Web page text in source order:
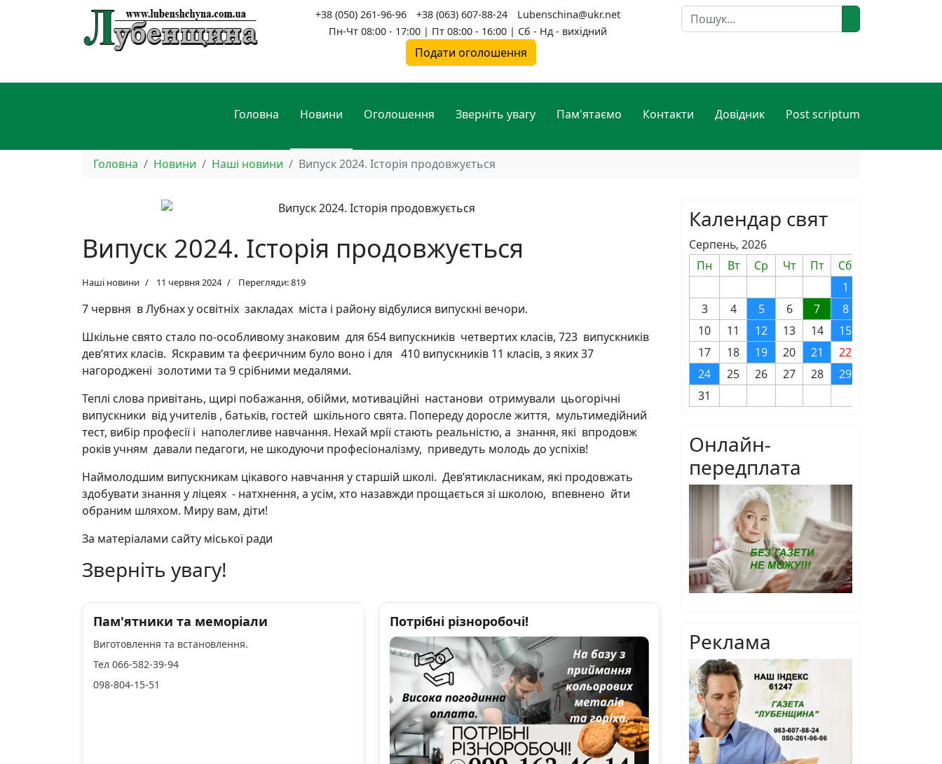
+38 (050) 261-96-96 +38 (063) 607-88-24
Lubenschina@ukr.net
Пн-Чт 08:00 - 17:00 | Пт 08:00 - 16:00 | Сб - Нд - вихідний
Подати оголошення
Пошук
Головна Новини Оголошення Зверніть увагу Пам'ятаємо Контакти Довідник Post scriptum
Головна Новини Наші новини Випуск 2024. Історія продовжується
Випуск 2024. Історія продовжується
Наші новини 11 червня 2024 Перегляди: 819
7 червня в Лубнах у освітніх закладах міста і району відбулися випускні вечори.
Шкільне свято стало по-особливому знаковим для 654 випускників четвертих класів, 723 випускників
дев’ятих класів. Яскравим та феєричним було воно і для 410 випускників 11 класів, з яких 37
нагороджені золотими та 9 срібними медалями.
Теплі слова привітань, щирі побажання, обійми, мотиваційні настанови отримували цьогорічні
випускники від учителів , батьків, гостей шкільного свята. Попереду доросле життя, мультимедійний
тест, вибір професії і наполегливе навчання. Нехай мрії стають реальністю, а знання, які впродовж
років учням давали педагоги, не шкодуючи професіоналізму, приведуть молодь до успіхів!
Наймолодшим випускникам цікавого навчання у старшій школі. Дев’ятикласникам, які продовжать
здобувати знання у ліцеях - натхнення, а усім, хто назавжди прощається зі школою, впевнено йти
обраним шляхом. Миру вам, діти!
За матеріалами сайту міської ради
Зверніть увагу!
Пам'ятники та меморіали
Виготовлення та встановлення.
Тел 066-582-39-94
098-804-15-51
Потрібні різноробочі!
Календар свят
Серпень, 2026
Пн
Вт Ср Чт Пт Сб
1
3
4 5 6 7 8
10
11 12 13 14 15
17
18 19 20 21 22
24
25 26 27 28 29
31
Онлайн-
передплата
Реклама